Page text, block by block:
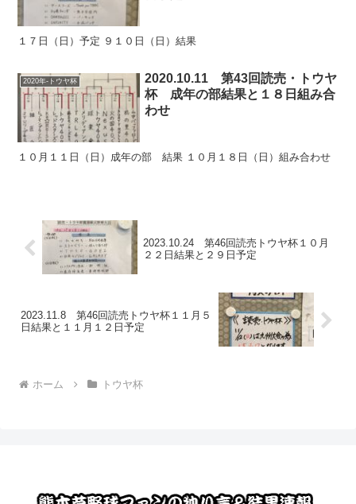
１７日（日）予定 ９１０日（日）結果
2020年-トウヤ杯
2020.10.11 第43回読売・トウヤ
杯 成年の部結果と１８日組み合
わせ
１０月１１日（日）成年の部 結果 １０月１８日（日）組み合わせ
2023.10.24 第46回読売トウヤ杯１０月
２２日結果と２９日予定
2023.11.8 第46回読売トウヤ杯１１月５
日結果と１１月１２日予定
ホーム トウヤ杯